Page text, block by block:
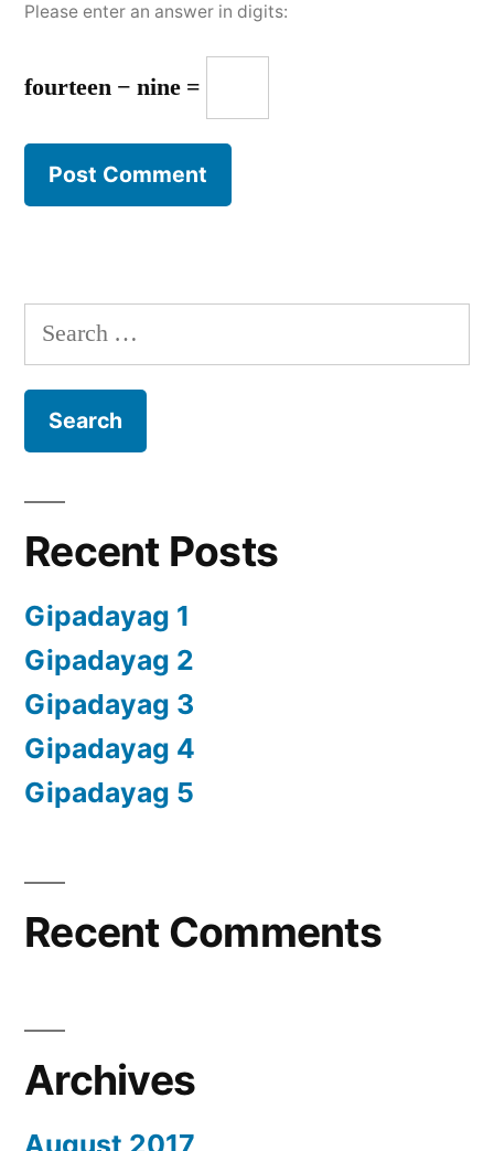
Please enter an answer in digits:
fourteen − nine =
Search
for:
Recent Posts
Gipadayag 1
Gipadayag 2
Gipadayag 3
Gipadayag 4
Gipadayag 5
Recent Comments
Archives
August 2017